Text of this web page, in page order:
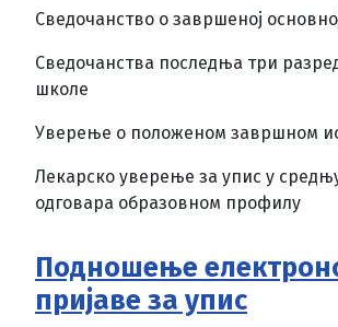
Сведочанство о завршеној
Сведочанства последња три
школе
Уверење о положеном завршном
Лекарско уверење за упис у
одговара образовном профилу
Подношење
пријаве за упис